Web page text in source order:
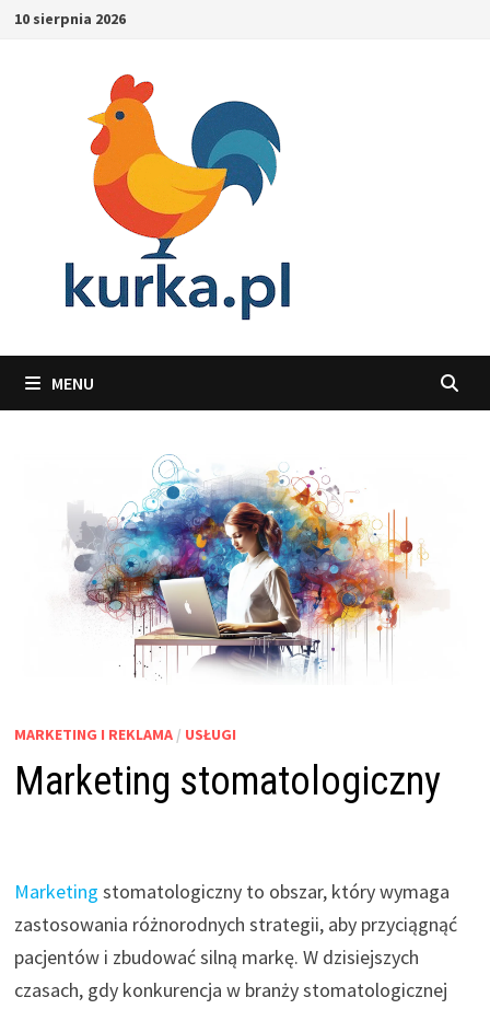
Skip10 sierpnia 2026
MENU
MARKETING I REKLAMA/ USŁUGI
Marketing stomatologiczny
Marketing stomatologiczny to obszar, który wymaga
zastosowania różnorodnych strategii, aby przyciągnąć
pacjentów i zbudować silną markę. W dzisiejszych
czasach, gdy konkurencja w branży stomatologicznej